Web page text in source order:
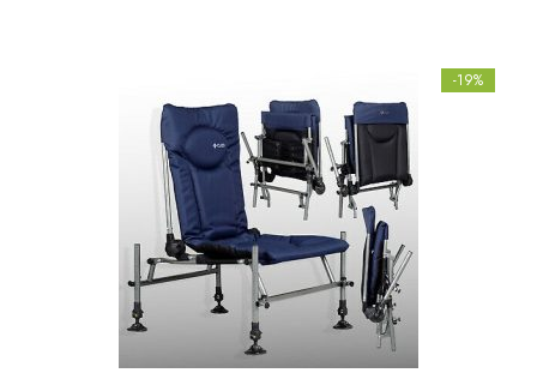
-19%